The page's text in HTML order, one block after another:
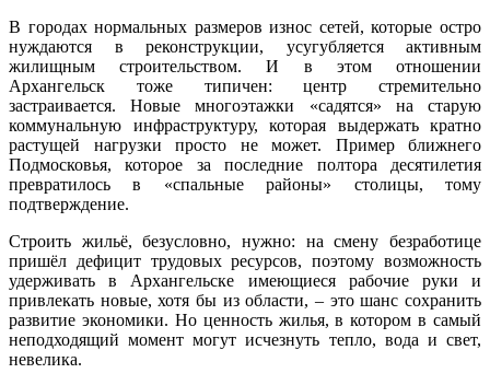
В городах нормальных размеров износ сетей, которые остро
нуждаются в реконструкции, усугубляется активным
жилищным строительством. И в этом отношении
Архангельск тоже типичен: центр стремительно
застраивается. Новые многоэтажки «садятся» на старую
коммунальную инфраструктуру, которая выдержать кратно
растущей нагрузки просто не может. Пример ближнего
Подмосковья, которое за последние полтора десятилетия
превратилось в «спальные районы» столицы, тому
подтверждение.
Строить жильё, безусловно, нужно: на смену безработице
пришёл дефицит трудовых ресурсов, поэтому возможность
удерживать в Архангельске имеющиеся рабочие руки и
привлекать новые, хотя бы из области, – это шанс сохранить
развитие экономики. Но ценность жилья, в котором в самый
неподходящий момент могут исчезнуть тепло, вода и свет,
невелика.